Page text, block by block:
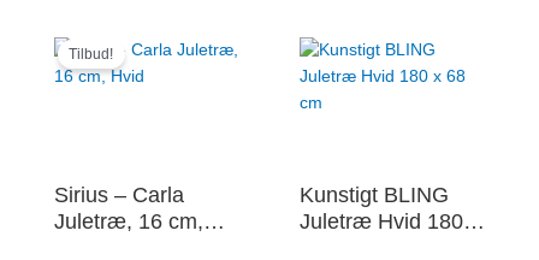
Tilbud!
Sirius – Carla
Juletræ, 16 cm,
oprindelige
pris
aktuelle
Kunstigt BLING
Juletræ Hvid 180 x